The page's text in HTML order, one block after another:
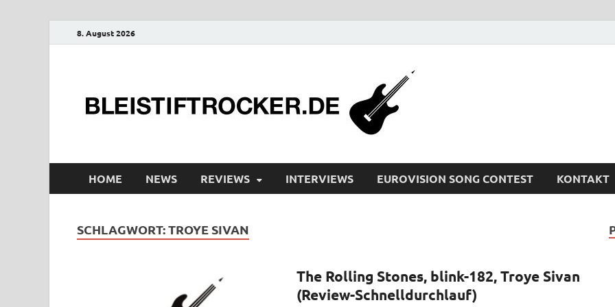
8. August 2026
HOME NEWS REVIEWS INTERVIEWS EUROVISION SONG CONTEST KONTAKT
SCHLAGWORT:TROYE SIVAN
The Rolling Stones, blink-182, Troye Sivan
(Review-Schnelldurchlauf)